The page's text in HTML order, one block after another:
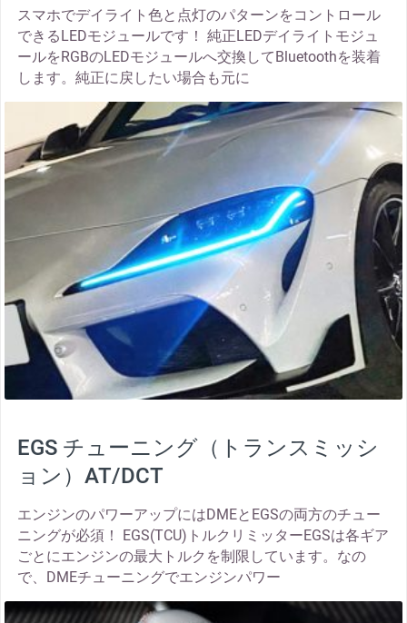
スマホでデイライト色と点灯のパターンをコントロール
できるLEDモジュールです！ 純正LEDデイライトモジュ
ールをRGBのLEDモジュールへ交換してBluetoothを装着
します。純正に戻したい場合も元に
EGS チューニング（トランスミッシ
ョン）AT/DCT
エンジンのパワーアップにはDMEとEGSの両方のチュー
ニングが必須！ EGS(TCU)トルクリミッターEGSは各ギア
ごとにエンジンの最大トルクを制限しています。なの
で、DMEチューニングでエンジンパワー
thumbnail